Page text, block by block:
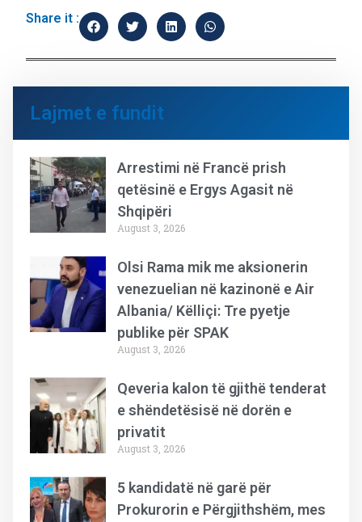
Share it :
Lajmet e fundit
Arrestimi në Francë prish
qetësinë e Ergys Agasit në
Shqipëri
August 3, 2026
Olsi Rama mik me aksionerin
venezuelian në kazinonë e Air
Albania/ Këlliçi: Tre pyetje
publike për SPAK
August 3, 2026
Qeveria kalon të gjithë tenderat
e shëndetësisë në dorën e
privatit
August 3, 2026
5 kandidatë në garë për
Prokurorin e Përgjithshëm, mes